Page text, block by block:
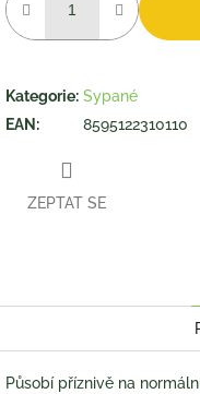
Kategorie: Sypané
EAN : 8595122310110
ZEPTAT SE
Působí příznivě na